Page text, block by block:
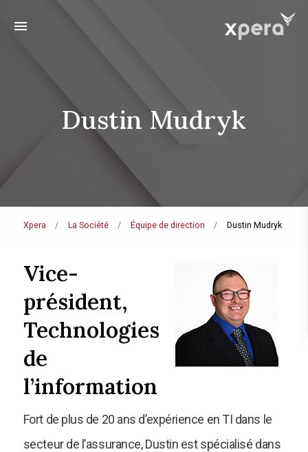
menu
Dustin Mudryk
Xpera La Société Équipe de direction Dustin Mudryk
Vice-
président,
Technologies
de
l’information
Fort de plus de 20 ans d’expérience en TI dans le
secteur de l’assurance, Dustin est spécialisé dans